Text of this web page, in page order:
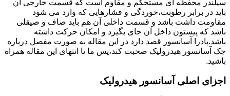
سیلندر محفظه ای مستحکم و مقاوم است که قسمت خارجی آن
باید در برابر رطوبت،خوردگی و فشارهایی که وارد می شود
مقاومت داشت باشد و قسمت داخلی آن هم باید صاف و صیقلی
باشد که پیستون داخل آن جای بگیرد و امکان حرکت داشته
باشد.پادرا آسانسور قصد دارد در این مقاله به صورت مفصل درباره
جک آسانسور هیدرولیک صحبت کند،پس ما تا انتهای این مقاله همراه
باشید.
اجزای اصلی آسانسور هیدرولیک